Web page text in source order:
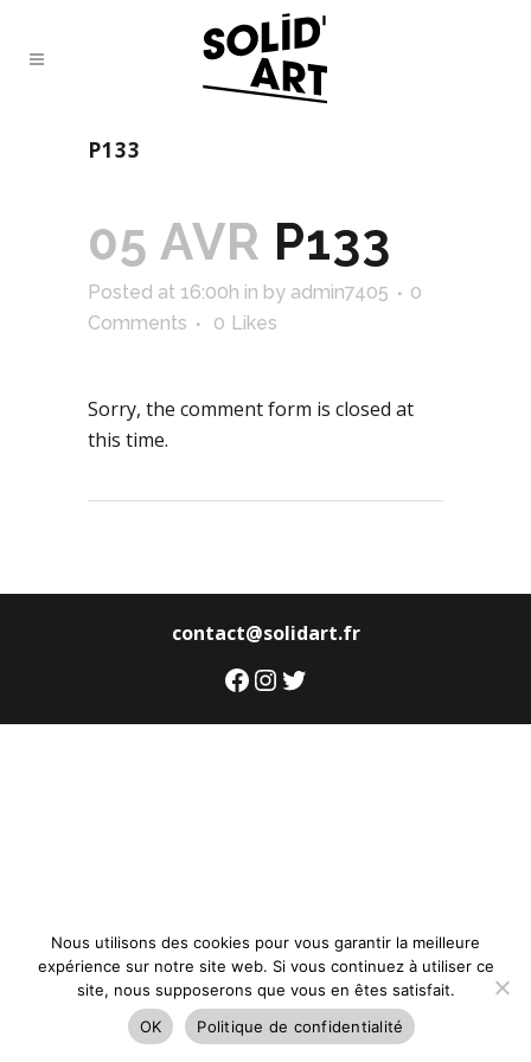
P133
05 AVR P133
Posted at 16:00h in by admin7405
0
Comments
0 Likes
Sorry, the comment form is closed at
this time.
contact@solidart.fr
Facebook
Instagram
Twitter
Nous utilisons des cookies pour vous garantir la meilleure
expérience sur notre site web. Si vous continuez à utiliser ce
site, nous supposerons que vous en êtes satisfait.
OK
Politique de confidentialité